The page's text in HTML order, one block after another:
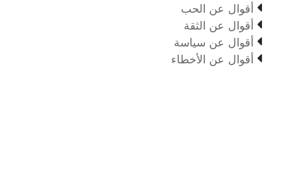
 أقوال عن الحب
 أقوال عن الثقة
 أقوال عن سياسة
 أقوال عن الأخطاء